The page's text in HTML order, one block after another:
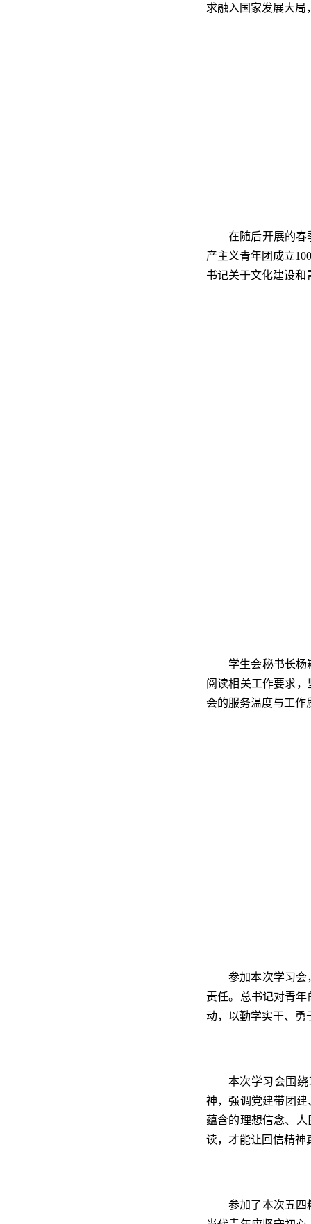
求融入国家发展大局
在随后开展的春
产主义青年团成立
书记关于文化建设和
学生会秘书长
阅读相关工作要求
会的服务温度与工作
参加本次学习会
责任。总书记对青
动，以勤学实干、勇
本次学习会围
神，强调党建带团
蕴含的理想信念、
读，才能让回信精神
参加了本次五四